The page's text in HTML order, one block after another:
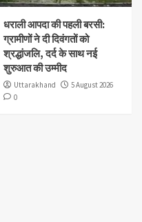
धराली आपदा की पहली बरसी:
ग्रामीणों ने दी दिवंगतों को
श्रद्धांजलि, दर्द के साथ नई
शुरुआत की उम्मीद
Uttarakhand
5 August 2026
0